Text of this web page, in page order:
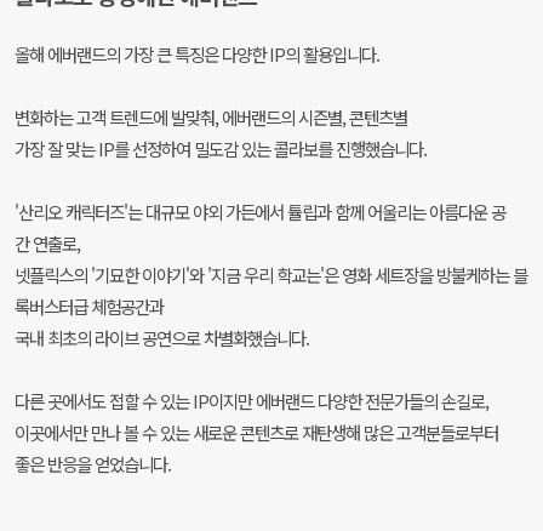
올해 에버랜드의 가장 큰 특징은 다양한 IP의 활용입니다.
변화하는 고객 트렌드에 발맞춰, 에버랜드의 시즌별, 콘텐츠별
가장 잘 맞는 IP를 선정하여 밀도감 있는 콜라보를 진행했습니다.
'산리오 캐릭터즈'는 대규모 야외 가든에서 튤립과 함께 어울리는 아름다운 공
간 연출로,
넷플릭스의 '기묘한 이야기'와 '지금 우리 학교는'은 영화 세트장을 방불케하는 블
록버스터급 체험공간과
국내 최초의 라이브 공연으로 차별화했습니다.
다른 곳에서도 접할 수 있는 IP이지만 에버랜드 다양한 전문가들의 손길로,
이곳에서만 만나 볼 수 있는 새로운 콘텐츠로 재탄생해 많은 고객분들로부터
좋은 반응을 얻었습니다.